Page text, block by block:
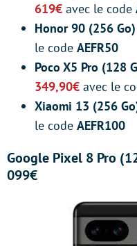
619€ avec le code
Honor 90 (256 Go)
le code AEFR50
Poco X5 Pro (128
349,90€ avec le
Xiaomi 13 (256
le code AEFR100
Google Pixel 8 Pro
099€